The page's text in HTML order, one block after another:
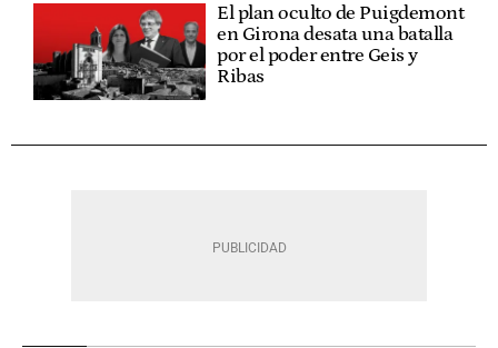
El plan oculto de Puigdemont
en Girona desata una batalla
por el poder entre Geis y
Ribas